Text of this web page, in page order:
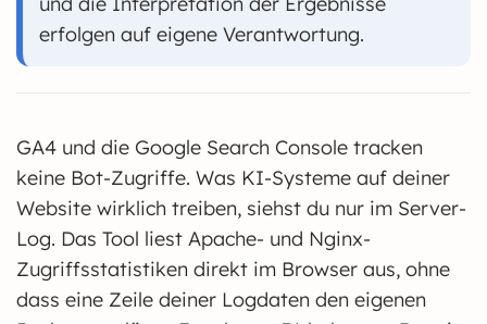
erfolgen auf eigene Verantwortung.
GA4 und die Google Search Console tracken
keine Bot-Zugriffe. Was KI-Systeme auf deiner
Website wirklich treiben, siehst du nur im Server-
Log. Das Tool liest Apache- und Nginx-
Zugriffsstatistiken direkt im Browser aus, ohne
dass eine Zeile deiner Logdaten den eigenen